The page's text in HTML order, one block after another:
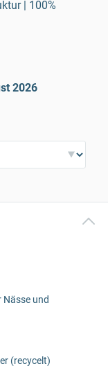
| 100%
2026
und
(recycelt)